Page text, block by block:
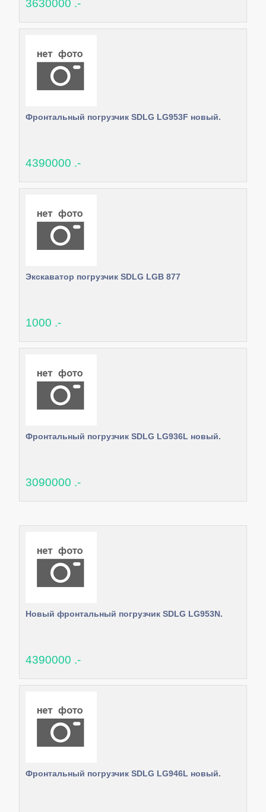
3630000 .-
Фронтальный погрузчик SDLG LG953F новый.
4390000 .-
Экскаватор погрузчик SDLG LGB 877
1000 .-
Фронтальный погрузчик SDLG LG936L новый.
3090000 .-
Новый фронтальный погрузчик SDLG LG953N.
4390000 .-
Фронтальный погрузчик SDLG LG946L новый.